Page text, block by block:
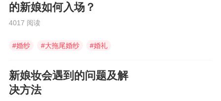
的新娘如何入场？
4017 阅读
#婚纱 #大拖尾婚纱 #婚礼
新娘妆会遇到的问题及解
决方法